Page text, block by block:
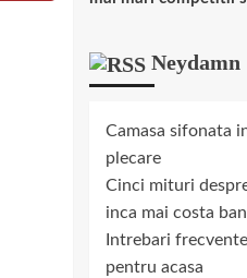
Neydamn
Camasa sifonata
plecare
Cinci mituri
inca mai costa
Intrebari
pentru acasa